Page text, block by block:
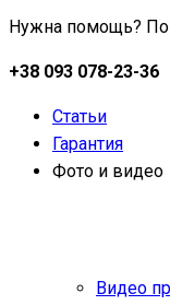
Нужна помощь?
+38 093 078-23-36
Статьи
Гарантия
Фото и видео
Видео